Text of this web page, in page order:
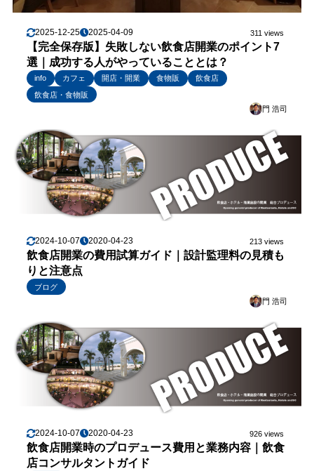
2025-12-25 2025-04-09 311 views
【完全保存版】失敗しない飲食店開業のポイント7
選｜成功する人がやっていることとは？
info カフェ 開店・開業 食物販
飲食店
飲食店・食物販
門 浩司
2024-10-07 2020-04-23 213 views
飲食店開業の費用試算ガイド｜設計監理料の見積も
りと注意点
ブログ
門 浩司
2024-10-07 2020-04-23 926 views
飲食店開業時のプロデュース費用と業務内容｜飲食
店コンサルタントガイド